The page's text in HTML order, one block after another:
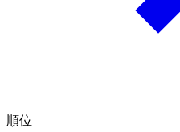
順位